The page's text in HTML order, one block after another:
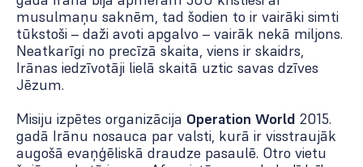
musulmaņu saknēm, tad šodien to ir vairāki simti
tūkstoši – daži avoti apgalvo – vairāk nekā miljons.
Neatkarīgi no precīzā skaita, viens ir skaidrs,
Irānas iedzīvotāji lielā skaitā uztic savas dzīves
Jēzum.
Misiju izpētes organizācija Operation World 2015.
gadā Irānu nosauca par valsti, kurā ir visstraujāk
augošā evaņģēliskā draudze pasaulē. Otro vietu